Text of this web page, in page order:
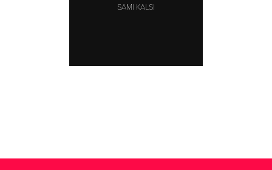
SAMI KALSI